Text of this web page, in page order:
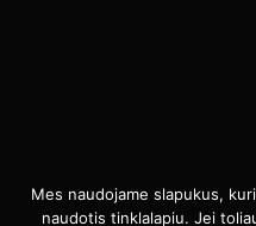
Mes naudojame slapukus,
naudotis tinklalapiu. Jei